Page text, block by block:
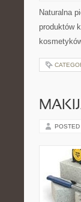
Naturalna
produktów
POSTED